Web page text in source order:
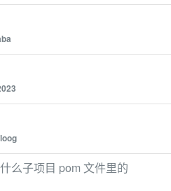
么子项目 pom 文件里的